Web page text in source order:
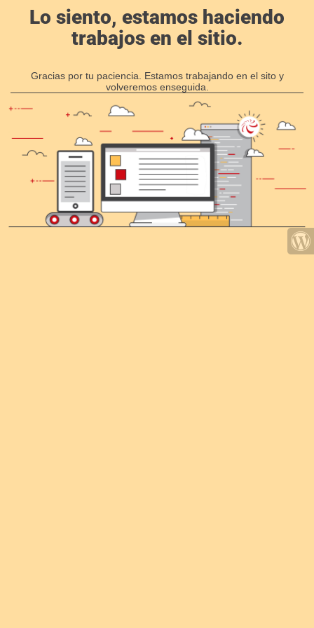
Lo siento, estamos haciendo
trabajos en el sitio.
Gracias por tu paciencia. Estamos trabajando en el sito y
volveremos enseguida.